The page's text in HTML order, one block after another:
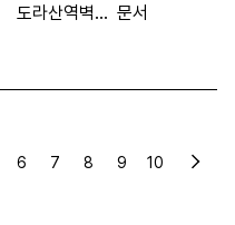
도라산역벽화 원상회복과 예술저작권 수호를 위한 대책위원회 문서
6 7 8 9 10